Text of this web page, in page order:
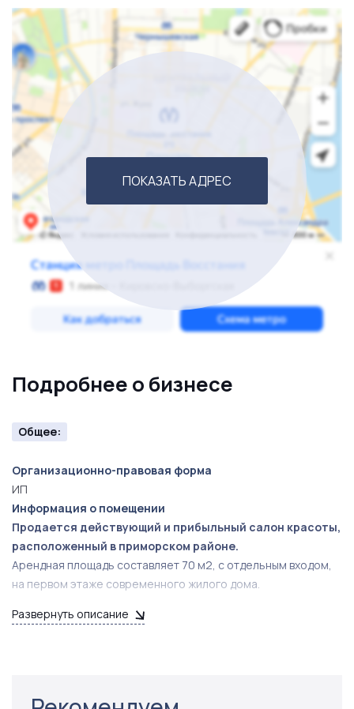
ПОКАЗАТЬ АДРЕС
Подробнее о бизнесе
Общее:
Организационно-правовая форма
ИП
Информация о помещении
Продается действующий и прибыльный салон красоты,
расположенный в приморском районе.
Арендная площадь составляет 70 м2, с отдельным входом,
на первом этаже современного жилого дома.
парикмахерский зал на два рабочих места
Развернуть описание